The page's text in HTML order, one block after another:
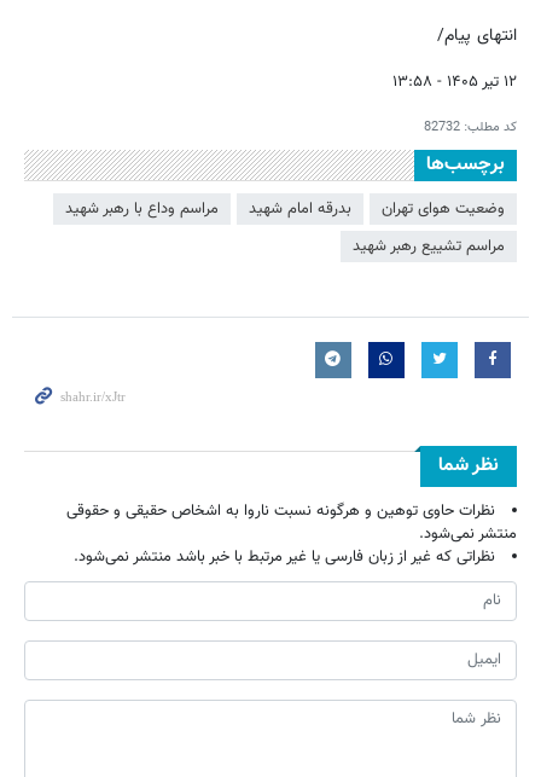
انتهای پیام/
۱۲ تیر ۱۴۰۵ - ۱۳:۵۸
کد مطلب: 82732
برچسب‌ها
وضعیت هوای تهران بدرقه امام شهید
مراسم وداع با رهبر شهید
مراسم تشییع رهبر شهید
نظر شما
نظرات حاوی توهین و هرگونه نسبت ناروا به اشخاص حقیقی و حقوقی
منتشر نمی‌شود.
نظراتی که غیر از زبان فارسی یا غیر مرتبط با خبر باشد منتشر نمی‌شود.